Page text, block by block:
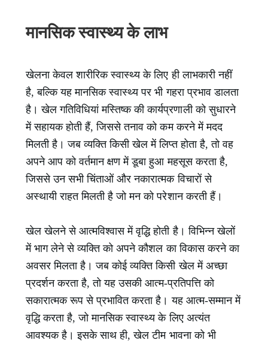
मानसिक स्वास्थ्य के लाभ
खेलना केवल शारीरिक स्वास्थ्य के लिए ही लाभकारी नहीं
है, बल्कि यह मानसिक स्वास्थ्य पर भी गहरा प्रभाव डालता
है। खेल गतिविधियां मस्तिष्क की कार्यप्रणाली को सुधारने
में सहायक होती हैं, जिससे तनाव को कम करने में मदद
मिलती है। जब व्यक्ति किसी खेल में लिप्त होता है, तो वह
अपने आप को वर्तमान क्षण में डूबा हुआ महसूस करता है,
जिससे उन सभी चिंताओं और नकारात्मक विचारों से
अस्थायी राहत मिलती है जो मन को परेशान करती हैं।
खेल खेलने से आत्मविश्वास में वृद्धि होती है। विभिन्न खेलों
में भाग लेने से व्यक्ति को अपने कौशल का विकास करने का
अवसर मिलता है। जब कोई व्यक्ति किसी खेल में अच्छा
प्रदर्शन करता है, तो यह उसकी आत्म-प्रतिपत्ति को
सकारात्मक रूप से प्रभावित करता है। यह आत्म-सम्मान में
वृद्धि करता है, जो मानसिक स्वास्थ्य के लिए अत्यंत
आवश्यक है। इसके साथ ही, खेल टीम भावना को भी